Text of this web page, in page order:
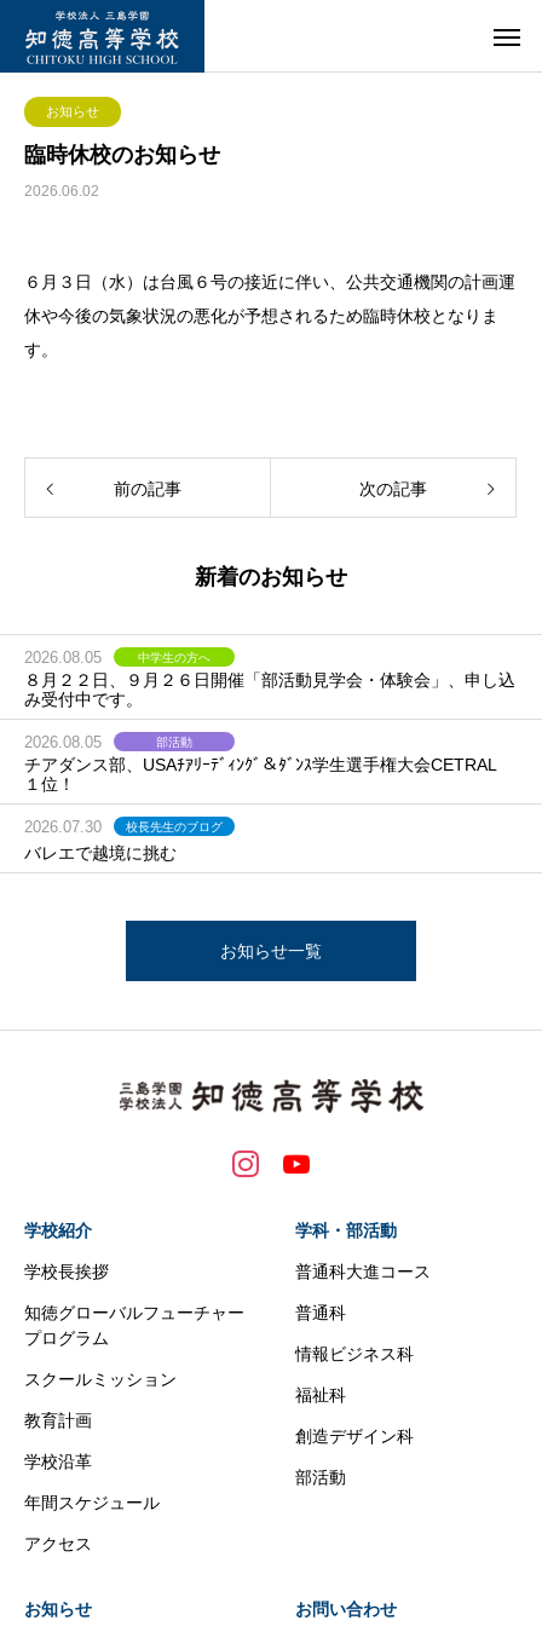
お知らせ
臨時休校のお知らせ
2026.06.02
６月３日（水）は台風６号の接近に伴い、公共交通機関の計画運
休や今後の気象状況の悪化が予想されるため臨時休校となりま
す。
前の記事 次の記事
新着のお知らせ
2026.08.05 中学生の方へ
８月２２日、９月２６日開催「部活動見学会・体験会」、申し込
み受付中です。
2026.08.05 部活動
チアダンス部、USAﾁｱﾘｰﾃﾞｨﾝｸﾞ＆ﾀﾞﾝｽ学生選手権大会CETRAL
１位！
2026.07.30 校長先生のブログ
バレエで越境に挑む
お知らせ一覧
学校紹介
学校長挨拶
知徳グローバルフューチャー
プログラム
スクールミッション
教育計画
学校沿革
年間スケジュール
アクセス
学科・部活動
普通科大進コース
普通科
情報ビジネス科
福祉科
創造デザイン科
部活動
お知らせ お問い合わせ